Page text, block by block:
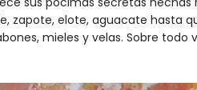
zapote, elote, aguacate hasta
mieles y velas. Sobre todo